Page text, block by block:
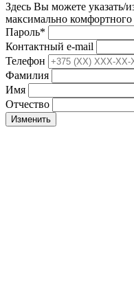
Здесь Вы можете указать/
максимально
Пароль*
Контактный e-mail
Телефон
Фамилия
Имя
Отчество
Изменить